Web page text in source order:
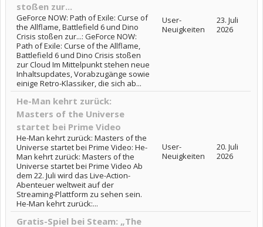
stoßen zur...
GeForce NOW: Path of Exile: Curse of
the Allflame, Battlefield 6 und Dino
Crisis stoßen zur...: GeForce NOW:
Path of Exile: Curse of the Allflame,
Battlefield 6 und Dino Crisis stoßen
zur Cloud Im Mittelpunkt stehen neue
Inhaltsupdates, Vorabzugänge sowie
einige Retro-Klassiker, die sich ab...
User-
Neuigkeiten
23. Juli
2026
He-Man kehrt zurück:
Masters of the Universe
startet bei Prime Video
He-Man kehrt zurück: Masters of the
Universe startet bei Prime Video: He-
Man kehrt zurück: Masters of the
Universe startet bei Prime Video Ab
dem 22. Juli wird das Live-Action-
Abenteuer weltweit auf der
Streaming-Plattform zu sehen sein.
He-Man kehrt zurück:...
User-
Neuigkeiten
20. Juli
2026
Gratis-Spiel bei Steam: „The